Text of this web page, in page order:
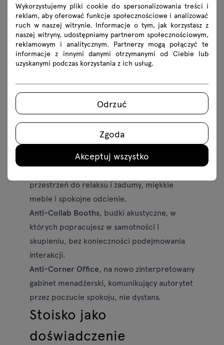
Plan stoiska targowego z podziałem na strefy
inspirowane częstotliwościami emocjonalnymi
Anti-Wellness Lounge,gdzie zamiast idealnej
(często wymuszonej) harmonii znajdziesz
przestrzeń do relaksu i zadumy, miękkie
meble i spokojne odcienie.
Anti-Collab Booths, budki akustyczne, w
których popracujesz w samotności i
skupieniu, bez konieczności podejmowania
interakcji.
Anti-Corner Office, na nowo zinterpretowany
gabinet menadżerski, komunikujący autorytet
przez poczucie spokoju, nie dystans.
Stoisko jako
doświadczenie
Wykorzystujemy pliki cookie do spersonalizowania treści i
reklam, aby oferować funkcje społecznościowe i analizować
ruch w naszej witrynie. Informacje o tym, jak korzystasz z
naszej witryny, udostępniamy partnerom społecznościowym,
reklamowym i analitycznym. Partnerzy mogą połączyć te
informacje z innymi danymi otrzymanymi od Ciebie lub
uzyskanymi podczas korzystania z ich usług.
Odrzuć
Zgoda
Akceptuj wszystko